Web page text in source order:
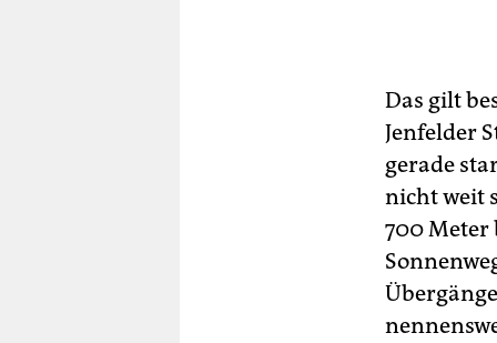
Das gilt
Jenfelder
gerade
nicht weit
700 Meter